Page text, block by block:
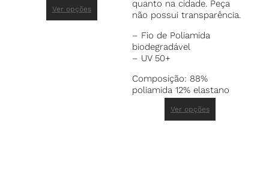
Ver opções
quanto na cidade. Peça
não possui transparência.
– Fio de Poliamida
biodegradável
– UV 50+
Composição: 88%
poliamida 12% elastano
Ver opções